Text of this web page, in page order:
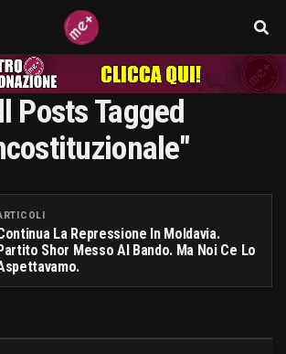
Posts Tagged
La Repressione In Moldavia.
Shor Messo Al Bando. Ma Noi Ce Lo